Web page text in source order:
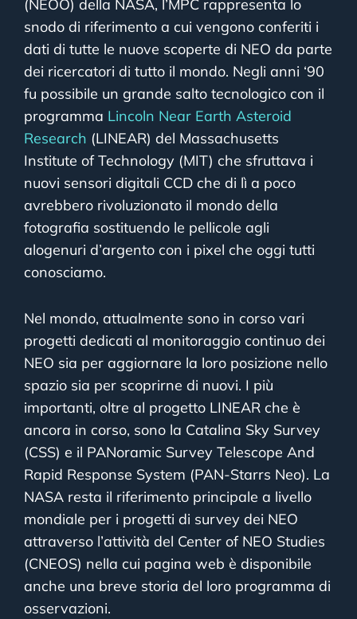
(NEOO) della NASA, l’MPC rappresenta lo
snodo di riferimento a cui vengono conferiti i
dati di tutte le nuove scoperte di NEO da parte
dei ricercatori di tutto il mondo. Negli anni ‘90
fu possibile un grande salto tecnologico con il
programma Lincoln Near Earth Asteroid
Research (LINEAR) del Massachusetts
Institute of Technology (MIT) che sfruttava i
nuovi sensori digitali CCD che di lì a poco
avrebbero rivoluzionato il mondo della
fotografia sostituendo le pellicole agli
alogenuri d’argento con i pixel che oggi tutti
conosciamo.
Nel mondo, attualmente sono in corso vari
progetti dedicati al monitoraggio continuo dei
NEO sia per aggiornare la loro posizione nello
spazio sia per scoprirne di nuovi. I più
importanti, oltre al progetto LINEAR che è
ancora in corso, sono la Catalina Sky Survey
(CSS) e il PANoramic Survey Telescope And
Rapid Response System (PAN-Starrs Neo). La
NASA resta il riferimento principale a livello
mondiale per i progetti di survey dei NEO
attraverso l’attività del Center of NEO Studies
(CNEOS) nella cui pagina web è disponibile
anche una breve storia del loro programma di
osservazioni.